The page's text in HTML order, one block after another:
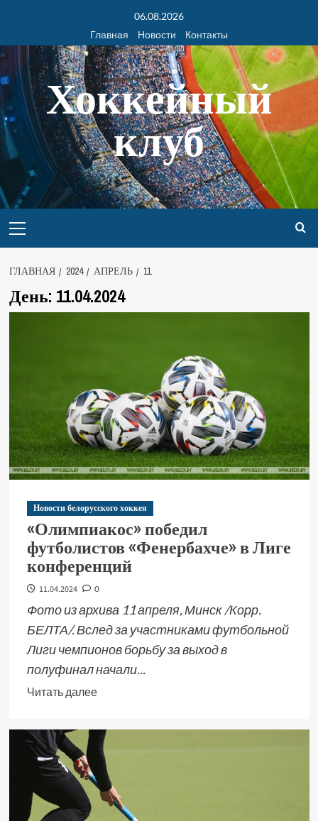
06.08.2026
Главная
Новости Контакты
Хоккейный
клуб
ГЛАВНАЯ 2024 АПРЕЛЬ 11
День: 11.04.2024
Новости белорусского хоккея
«Олимпиакос» победил
футболистов «Фенербахче» в Лиге
конференций
11.04.2024 0
Фото из архива 11 апреля, Минск /Корр.
БЕЛТА/. Вслед за участниками футбольной
Лиги чемпионов борьбу за выход в
полуфинал начали...
Читать далее